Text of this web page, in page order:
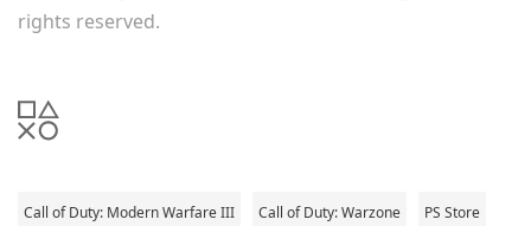
rights reserved.
Call of Duty: Modern Warfare III Call of Duty: Warzone PS Store